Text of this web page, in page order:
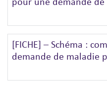
[FICHE] – Schéma :
demande de maladie